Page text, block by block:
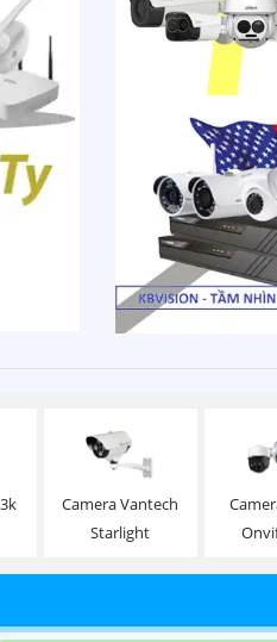
Camera Vantech
Starlight